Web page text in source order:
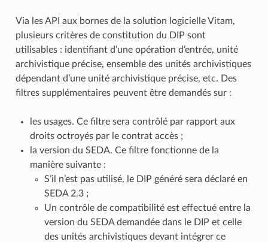
Via les API aux bornes de la solution logicielle Vitam,
plusieurs critères de constitution du DIP sont
utilisables : identifiant d’une opération d’entrée, unité
archivistique précise, ensemble des unités archivistiques
dépendant d’une unité archivistique précise, etc. Des
filtres supplémentaires peuvent être demandés sur :
les usages. Ce filtre sera contrôlé par rapport aux
droits octroyés par le contrat accès ;
la version du SEDA. Ce filtre fonctionne de la
manière suivante :
S’il n’est pas utilisé, le DIP généré sera déclaré en
SEDA 2.3 ;
Un contrôle de compatibilité est effectué entre la
version du SEDA demandée dans le DIP et celle
des unités archivistiques devant intégrer ce